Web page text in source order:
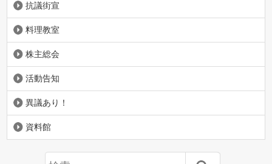
抗議街宣
料理教室
株主総会
活動告知
異議あり！
資料館